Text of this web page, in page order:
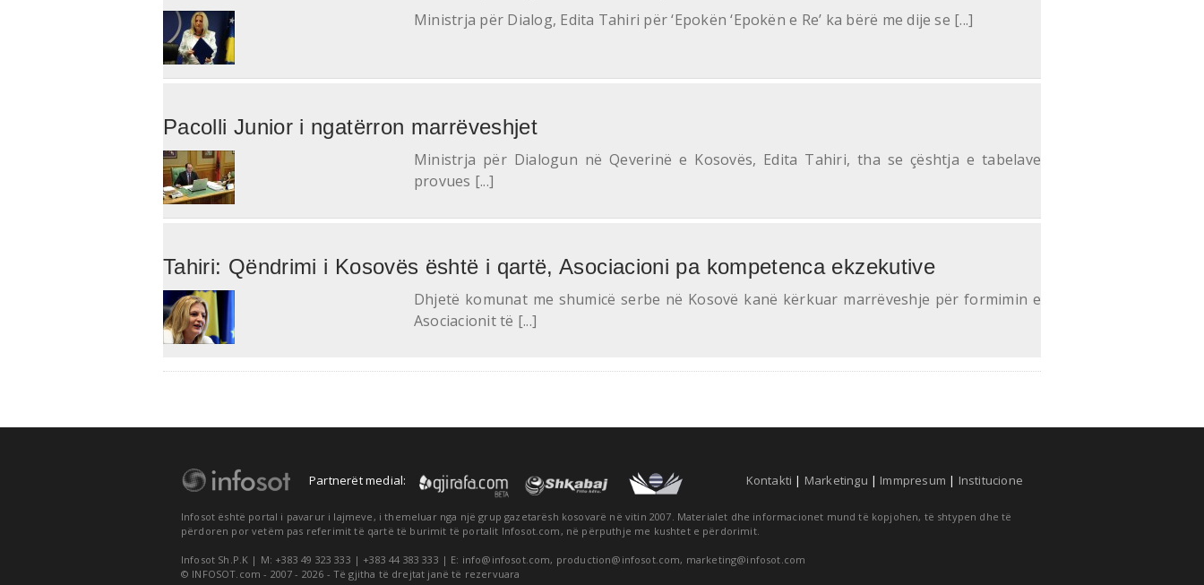
Ministrja për Dialog, Edita Tahiri për ‘Epokën ‘Epokën e Re’ ka bërë me dije se [...]
Pacolli Junior i ngatërron marrëveshjet
Ministrja për Dialogun në Qeverinë e Kosovës, Edita Tahiri, tha se çështja e tabelave
provues [...]
Tahiri: Qëndrimi i Kosovës është i qartë, Asociacioni pa kompetenca ekzekutive
Dhjetë komunat me shumicë serbe në Kosovë kanë kërkuar marrëveshje për formimin e
Asociacionit të [...]
Partnerët medial: Kontakti | Marketingu | Immpresum | Institucione
Infosot është portal i pavarur i lajmeve, i themeluar nga një grup gazetarësh kosovarë në vitin 2007. Materialet dhe informacionet mund të kopjohen, të shtypen dhe të
përdoren por vetëm pas referimit të qartë të burimit të portalit Infosot.com, në përputhje me kushtet e përdorimit.
Infosot Sh.P.K | M: +383 49 323 333 | +383 44 383 333 | E: info@infosot.com, production@infosot.com, marketing@infosot.com
© INFOSOT.com - 2007 - 2026 - Të gjitha të drejtat janë të rezervuara